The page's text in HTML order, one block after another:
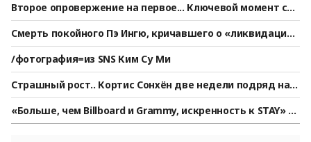
Второе опровержение на первое... Ключевой момент спо
ра между Хван Чжонмином и подозреваемым А в деле о
преследовании [Star Issue]
Смерть покойного Пэ Ингю, кричавшего о «ликвидаци
и», вызвала бурные обсуждения в СМИ... Мать скончала
сь + импичмент Юн Сок Ёля, но он проходил лечение от н
аркотической зависимости [StarNews]
/фотография=из SNS Ким Су Ми
Страшный рост.. Кортис Сонхён две недели подряд на в
тором месте в мужском рейтинге «Стар-Айдол» по верс
ии StarRanking
«Больше, чем Billboard и Grammy, искренность к STAY» —
Stray Kids с зрелой уверенностью [Обзор]